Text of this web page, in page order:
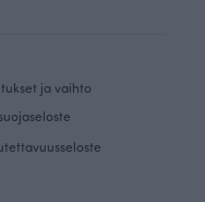
ja vaihto